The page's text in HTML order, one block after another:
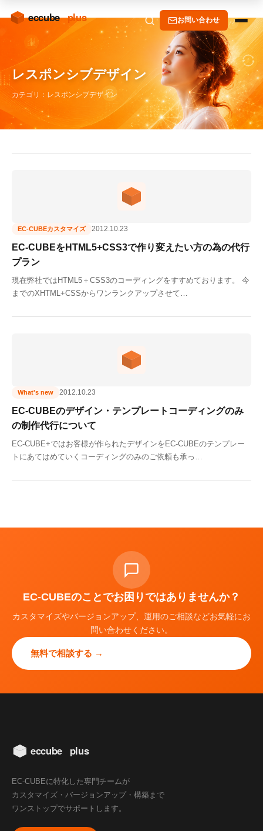
お問い合わせ
レスポンシブデザイン
カテゴリ：レスポンシブデザイン
EC-CUBEカスタマイズ 2012.10.23
EC-CUBEをHTML5+CSS3で作り変えたい方の為の代行
プラン
現在弊社ではHTML5＋CSS3のコーディングをすすめております。 今
までのXHTML+CSSからワンランクアップさせて…
What's new 2012.10.23
EC-CUBEのデザイン・テンプレートコーディングのみ
の制作代行について
EC-CUBE+ではお客様が作られたデザインをEC-CUBEのテンプレー
トにあてはめていくコーディングのみのご依頼も承っ…
EC-CUBEのことでお困りではありませんか？
カスタマイズやバージョンアップ、運用のご相談などお気軽にお
問い合わせください。
無料で相談する →
EC-CUBEに特化した専門チームが
カスタマイズ・バージョンアップ・構築まで
ワンストップでサポートします。